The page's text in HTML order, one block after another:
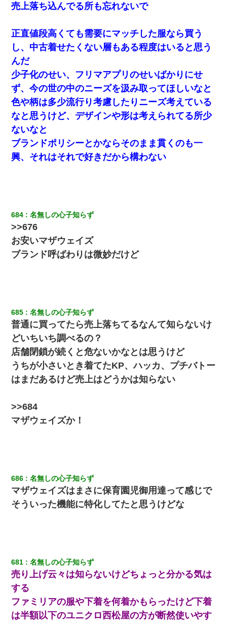
32歳ワイ、34歳の可愛い女と付き合うも現実を知ってしまい無事
旦那の元カノをSNSで探して写真を保存して顔面評価スレで写真
を晒してた。ほとんどがブスという評価の中で二人ほど意外に好
評価で苦々しく思った
兄の新しい嫁がやらかしすぎて辛い。当たり前のように実家や姪
の幼稚園に来る
友人「酒の勢いで女先輩をホテルに連れ込んだｗｗｗｗｗ」俺
「…」
日航機墜落事故の「ここからは日本語で大丈夫ですよ〜」の絶望
感がヤバイ・・・
隣室のお婆ちゃん「下階からの異臭に困ってる、今もすっごく臭
窓とドアを開けないで』
三年働いてたパートを突然クビになった。しかし元職場の主要取
引先のトップが母方の叔父だったので…
夫の友達がBBQを定期的に開催して夫婦で参加してたんだけど、
女性側のリーダーみたいな人に「BBQは友達とやりなよ！」と言
われて…
を職場で愚痴ったら、同僚男性が怒鳴りつけてきた。
れて無事婚約破棄・・・
【驚愕】5000円でＪＫと行為してきたが後悔しかない…
近所のお寺に住み込みで手伝いしてる知的障害のオッサンがい
た。ある日、オッサンが火かき棒を持って顔を真っ赤にしながら
走り回っていて…
ＤＮＡ検査『血縁関係０％』旦那「やっぱり托卵だったんだ…」
嫁「本当に身に覚えがない」「なにかの間違いだ！取り違え
だ！」→ 嫁「あっ」
売上落ち込んでる所も忘れないで
正直値段高くても需要にマッチした服なら買う
し、中古着せたくない層もある程度はいると思う
んだ
少子化のせい、フリマアプリのせいばかりにせ
ず、今の世の中のニーズを汲み取ってほしいなと
色や柄は多少流行り考慮したりニーズ考えている
なと思うけど、デザインや形は考えられてる所少
ないなと
ブランドポリシーとかならそのまま貫くのも一
興、それはそれで好きだから構わない
684 名無しの心子知らず
>>676
お安いマザウェイズ
ブランド呼ばわりは微妙だけど
685 名無しの心子知らず
普通に買ってたら売上落ちてるなんて知らないけ
どいちいち調べるの？
店舗閉鎖が続くと危ないかなとは思うけど
うちが小さいとき着てたKP、ハッカ、プチバトー
はまだあるけど売上はどうかは知らない
>>684
マザウェイズか！
686 名無しの心子知らず
マザウェイズはまさに保育園児御用達って感じで
そういった機能に特化してたと思うけどな
681 名無しの心子知らず
売り上げ云々は知らないけどちょっと分かる気は
する
ファミリアの服や下着を何着かもらったけど下着
は半額以下のユニクロ西松屋の方が断然使いやす